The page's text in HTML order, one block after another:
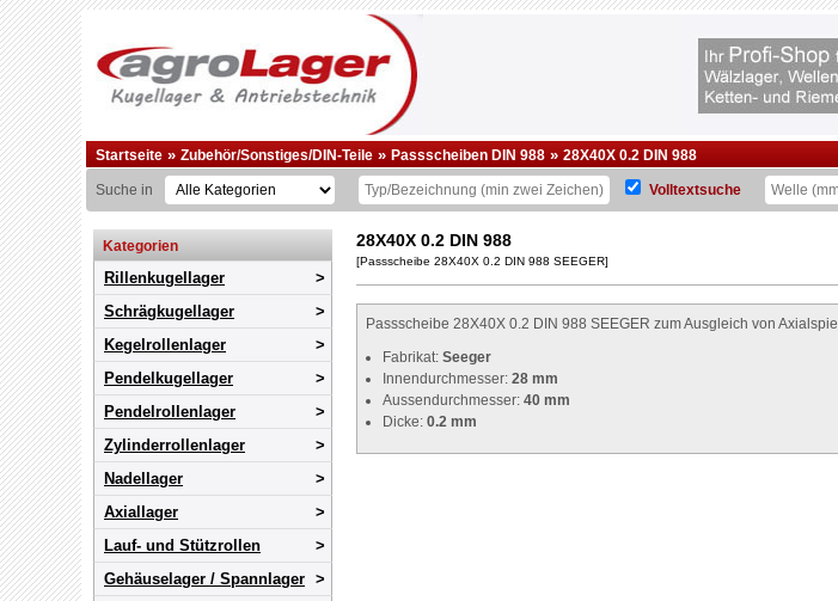
Startseite » Zubehör/Sonstiges/DIN-Teile » Passscheiben DIN 988 » 28X40X 0.2 DIN 988
Suche in Volltextsuche
Kategorien
Rillenkugellager
Schrägkugellager
Kegelrollenlager
Pendelkugellager
Pendelrollenlager
Zylinderrollenlager
Nadellager
Axiallager
Lauf- und Stützrollen
Gehäuselager / Spannlager
28X40X 0.2 DIN 988
[Passscheibe 28X40X 0.2 DIN 988 SEEGER]
Passscheibe 28X40X 0.2 DIN 988 SEEGER zum Ausgleich von Axialspiel
Fabrikat: Seeger
Innendurchmesser: 28 mm
Aussendurchmesser: 40 mm
Dicke: 0.2 mm